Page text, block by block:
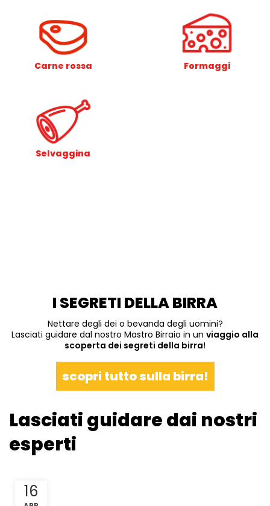
Carne rossa Formaggi
Selvaggina
I SEGRETI DELLA BIRRA
Nettare degli dei o bevanda degli uomini?
Lasciati guidare dal nostro Mastro Birraio in un viaggio alla
scoperta dei segreti della birra!
scopri tutto sulla birra!
Lasciati guidare dai nostri
esperti
16